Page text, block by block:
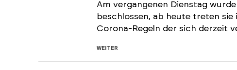
Am vergangenen Dienstag
beschlossen, ab heute treten
Corona-Regeln der sich derzeit
WEITER